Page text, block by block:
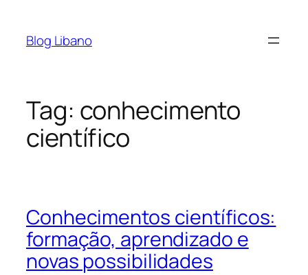
Blog Libano
Tag: conhecimento
científico
Conhecimentos científicos:
formação, aprendizado e
novas possibilidades